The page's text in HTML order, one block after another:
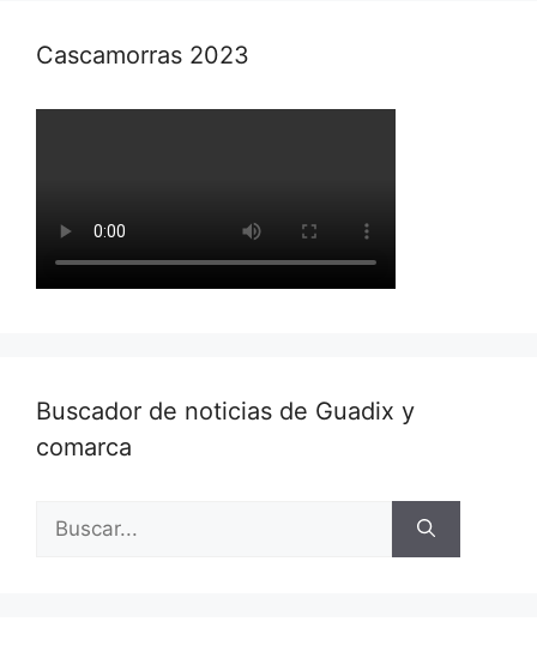
Cascamorras 2023
Buscador de noticias de Guadix y
comarca
Buscar: